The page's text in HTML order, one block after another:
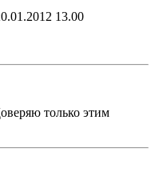
13.00
только этим